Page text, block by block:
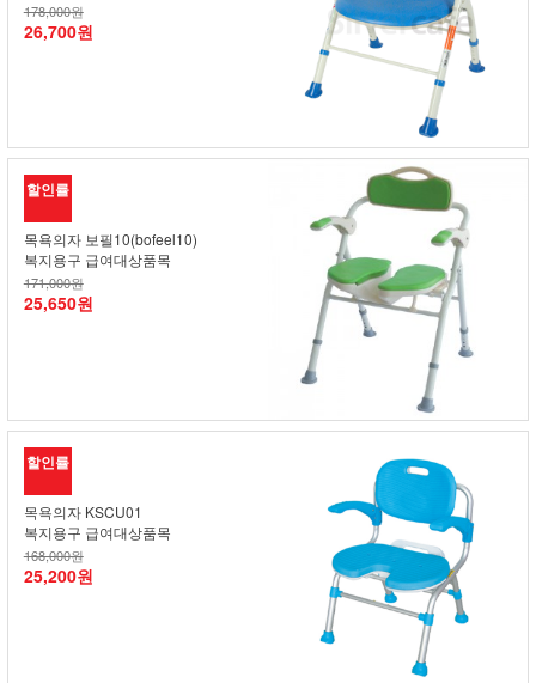
178,000원
26,700원
할인률
목욕의자 보필10(bofeel10)
복지용구 급여대상품목
171,000원
25,650원
할인률
목욕의자 KSCU01
복지용구 급여대상품목
168,000원
25,200원